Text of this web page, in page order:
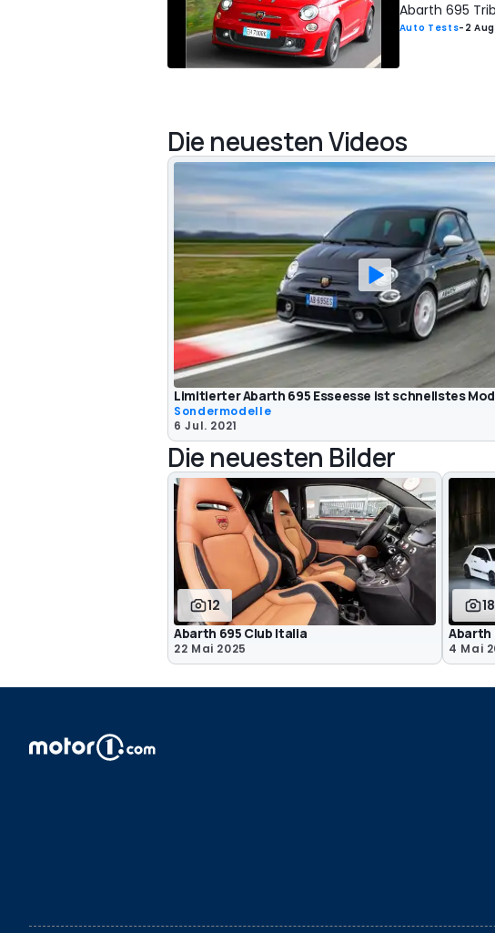
Abarth 695
Auto Tests- 2
Die neuesten Videos
Limitierter Abarth 695 Esseesse ist schnellstes
Sondermodelle
6 Jul. 2021
Die neuesten Bilder
12
Abarth 695 Club Italia
22 Mai 2025
18
Abarth
4 Mai